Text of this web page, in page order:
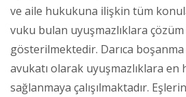
ve aile hukukuna ilişkin tüm
vuku bulan uyuşmazlıklara çözüm
gösterilmektedir. Darıca boşanma
avukatı olarak uyuşmazlıklara en
sağlanmaya çalışılmaktadır.